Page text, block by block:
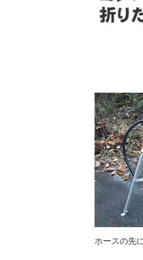
ホースの先